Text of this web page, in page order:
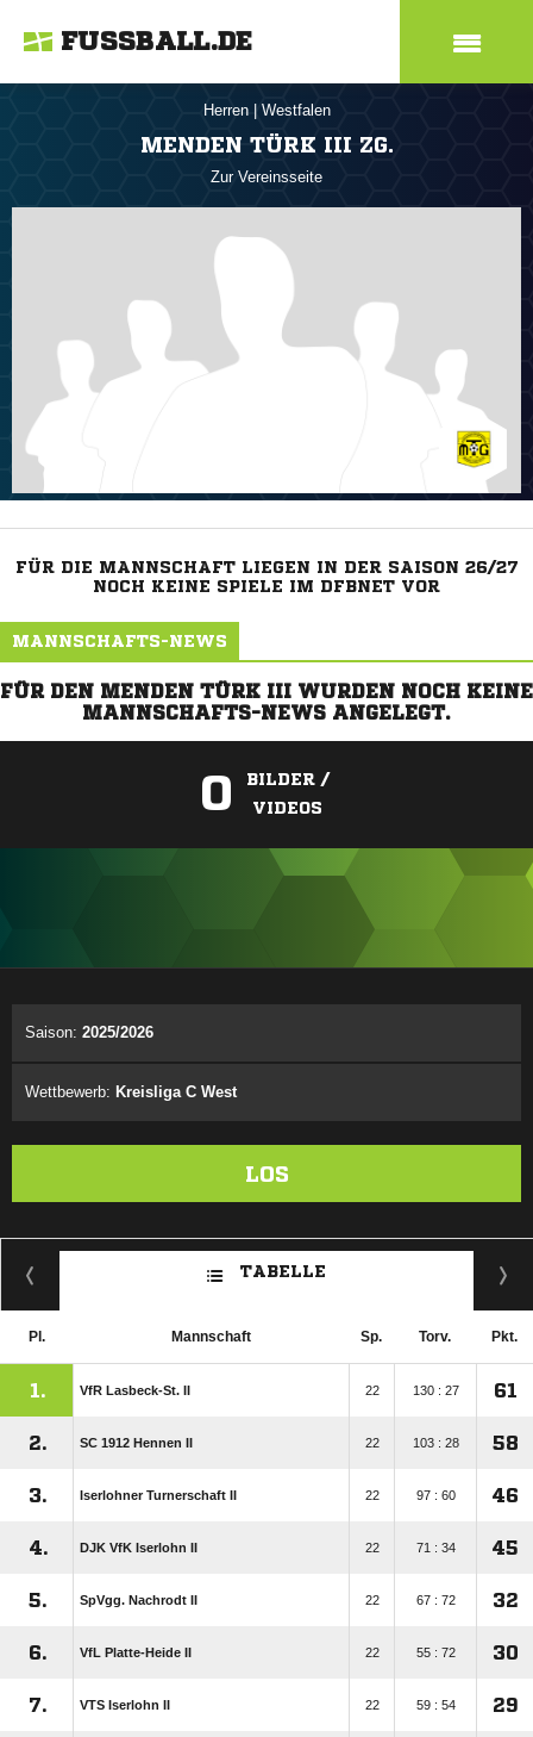
FUSSBALL.DE
Herren Westfalen
MENDEN TÜRK III ZG.
Zur Vereinsseite
FÜR DIE MANNSCHAFT LIEGEN IN DER SAISON 26/27
NOCH KEINE SPIELE IM DFBNET VOR
MANNSCHAFTS-NEWS
FÜR DEN MENDEN TÜRK III WURDEN NOCH KEINE
MANNSCHAFTS-NEWS ANGELEGT.
0
BILDER /
VIDEOS
Saison: 2025/2026
Wettbewerb: Kreisliga C West
LOS
TABELLE
Pl. Mannschaft Sp. Torv. Pkt.
1. VfR Lasbeck-St. II 22 130 : 27 61
2. SC 1912 Hennen II 22 103 : 28 58
3. Iserlohner Turnerschaft II 22 97 : 60 46
4. DJK VfK Iserlohn II 22 71 : 34 45
5. SpVgg. Nachrodt II 22 67 : 72 32
6. VfL Platte-Heide II 22 55 : 72 30
7. VTS Iserlohn II 22 59 : 54 29